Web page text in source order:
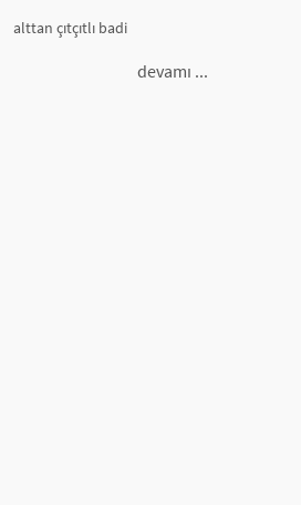
alttan çıtçıtlı badi
devamı ...